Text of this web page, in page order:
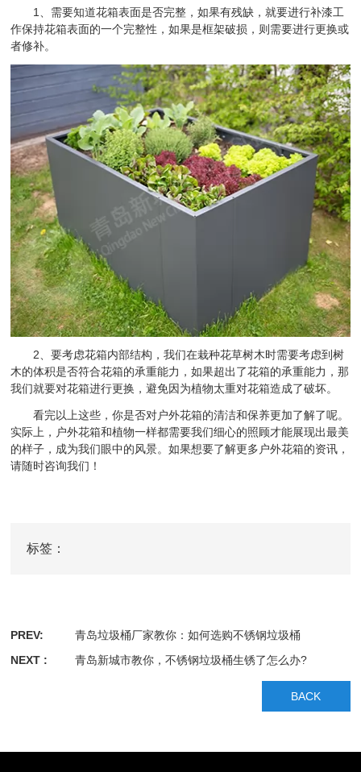
1、需要知道花箱表面是否完整，如果有残缺，就要进行补漆工
作保持花箱表面的一个完整性，如果是框架破损，则需要进行更换或
者修补。
2、要考虑花箱内部结构，我们在栽种花草树木时需要考虑到树
木的体积是否符合花箱的承重能力，如果超出了花箱的承重能力，那
我们就要对花箱进行更换，避免因为植物太重对花箱造成了破坏。
看完以上这些，你是否对户外花箱的清洁和保养更加了解了呢。
实际上，户外花箱和植物一样都需要我们细心的照顾才能展现出最美
的样子，成为我们眼中的风景。如果想要了解更多户外花箱的资讯，
请随时咨询我们！
标签：
PREV:
青岛垃圾桶厂家教你：如何选购不锈钢垃圾桶
NEXT :
青岛新城市教你，不锈钢垃圾桶生锈了怎么办?
BACK